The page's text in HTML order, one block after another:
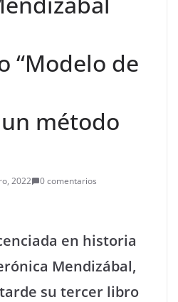
“Modelo de
método
2022 0 comentarios
en historia
Mendizábal,
su tercer libro